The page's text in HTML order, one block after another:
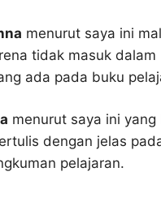
menurut saya ini
tidak masuk dalam
ada pada buku
menurut saya ini yang
dengan jelas
pelajaran.